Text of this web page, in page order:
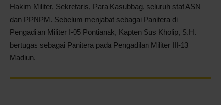
Hakim Militer, Sekretaris, Para Kasubbag, seluruh staf ASN
dan PPNPM. Sebelum menjabat sebagai Panitera di
Pengadilan Militer I-05 Pontianak, Kapten Sus Kholip, S.H.
bertugas sebagai Panitera pada Pengadilan Militer III-13
Madiun.